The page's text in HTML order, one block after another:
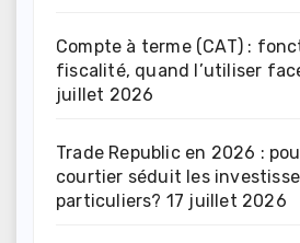
Compte à terme (CAT) :
fiscalité, quand l’utiliser
juillet 2026
Trade Republic en 2026 :
courtier séduit les
particuliers? 17 juillet 2026